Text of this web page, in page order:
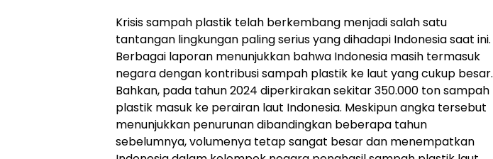
Krisis sampah plastik telah berkembang menjadi salah satu
tantangan lingkungan paling serius yang dihadapi Indonesia saat ini.
Berbagai laporan menunjukkan bahwa Indonesia masih termasuk
negara dengan kontribusi sampah plastik ke laut yang cukup besar.
Bahkan, pada tahun 2024 diperkirakan sekitar 350.000 ton sampah
plastik masuk ke perairan laut Indonesia. Meskipun angka tersebut
menunjukkan penurunan dibandingkan beberapa tahun
sebelumnya, volumenya tetap sangat besar dan menempatkan